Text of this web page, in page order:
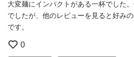
大変麺にインパクトがある一杯でした
でしたが、他のレビューを見ると好み
です。
0